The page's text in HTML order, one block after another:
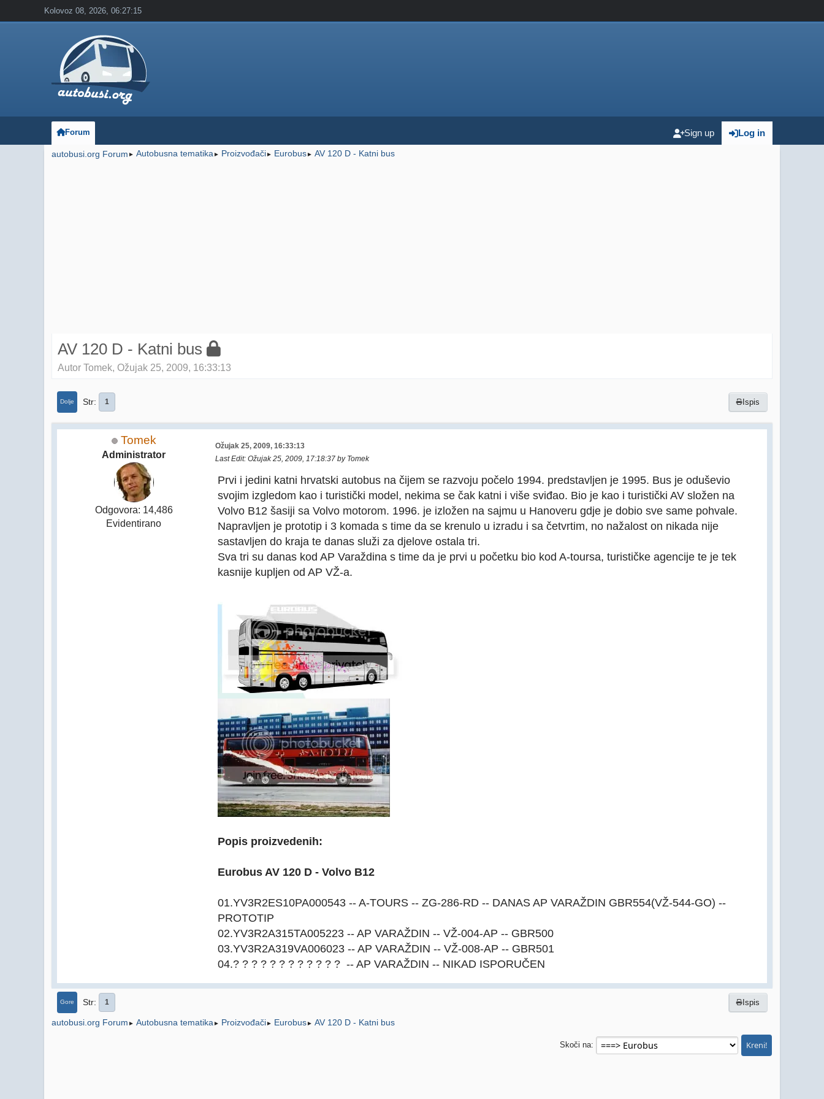
Kolovoz 08, 2026, 06:27:15
Log in
Sign up
Forum
autobusi.org Forum ► Autobusna tematika ► Proizvođači► Eurobus► AV 120 D - Katni bus
AV 120 D - Katni bus
Autor Tomek, Ožujak 25, 2009, 16:33:13
Ispis
Dolje Str 1
Tomek
Administrator
Odgovora: 14,486
Evidentirano
Ožujak 25, 2009, 16:33:13
Last Edit: Ožujak 25, 2009, 17:18:37 by Tomek
Prvi i jedini katni hrvatski autobus na čijem se razvoju počelo 1994. predstavljen je 1995. Bus je oduševio
svojim izgledom kao i turistički model, nekima se čak katni i više sviđao. Bio je kao i turistički AV složen na
Volvo B12 šasiji sa Volvo motorom. 1996. je izložen na sajmu u Hanoveru gdje je dobio sve same pohvale.
Napravljen je prototip i 3 komada s time da se krenulo u izradu i sa četvrtim, no nažalost on nikada nije
sastavljen do kraja te danas služi za djelove ostala tri.
Sva tri su danas kod AP Varaždina s time da je prvi u početku bio kod A-toursa, turističke agencije te je tek
kasnije kupljen od AP VŽ-a.
Popis proizvedenih:
Eurobus AV 120 D - Volvo B12
01.YV3R2ES10PA000543 -- A-TOURS -- ZG-286-RD -- DANAS AP VARAŽDIN GBR554(VŽ-544-GO) --
PROTOTIP
02.YV3R2A315TA005223 -- AP VARAŽDIN -- VŽ-004-AP -- GBR500
03.YV3R2A319VA006023 -- AP VARAŽDIN -- VŽ-008-AP -- GBR501
04.? ? ? ? ? ? ? ? ? ? ? ? -- AP VARAŽDIN -- NIKAD ISPORUČEN
Ispis
Gore Str 1
autobusi.org Forum ► Autobusna tematika ► Proizvođači► Eurobus► AV 120 D - Katni bus
Skoči na